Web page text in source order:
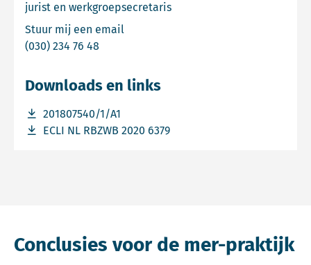
jurist en werkgroepsecretaris
Stuur mij een email
(030) 234 76 48
Downloads en links
201807540/1/A1
Download bestand 201807540/1/A1
ECLI NL RBZWB 2020 6379
Download bestand ECLI NL RBZWB 2020 6379
Conclusies voor de mer-praktijk